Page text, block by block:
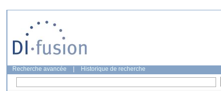
Recherche avancée Historique de recherche